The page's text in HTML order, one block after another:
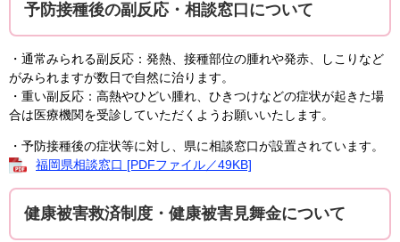
予防接種後の副反応・相談窓口について
​・通常みられる副反応：発熱、接種部位の腫れや発赤、しこりなど
がみられますが数日で自然に治ります。
・重い副反応：高熱やひどい腫れ、ひきつけなどの症状が起きた場
合は医療機関を受診していただくようお願いいたします。
​​・予防接種後の症状等に対し、県に相談窓口が設置されています。
福岡県相談窓口 [PDFファイル／49KB]
​健康被害救済制度・健康被害見舞金について